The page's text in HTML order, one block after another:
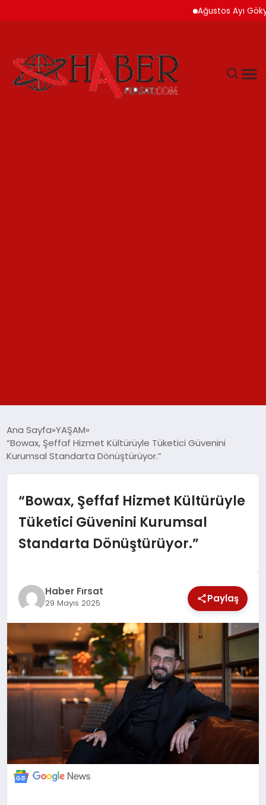
Ağustos Ayı Gökyüzü
SPOR
SAĞLIK
MAGAZİN
EĞİTİM
DÜNYA
Ana Sayfa YAŞAM
“Bowax, Şeffaf Hizmet Kültürüyle Tüketici Güvenini
Kurumsal Standarta Dönüştürüyor.”
“Bowax, Şeffaf Hizmet Kültürüyle
Tüketici Güvenini Kurumsal
Standarta Dönüştürüyor.”
Haber Fırsat
29 Mayıs 2025 Paylaş